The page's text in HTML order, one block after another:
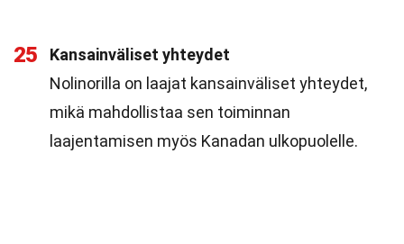
25
Kansainväliset yhteydet
Nolinorilla on laajat kansainväliset yhteydet,
mikä mahdollistaa sen toiminnan
laajentamisen myös Kanadan ulkopuolelle.